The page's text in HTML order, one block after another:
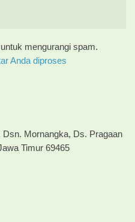
mengurangi spam.
Anda diproses
Mornangka, Ds. Pragaan
Timur 69465